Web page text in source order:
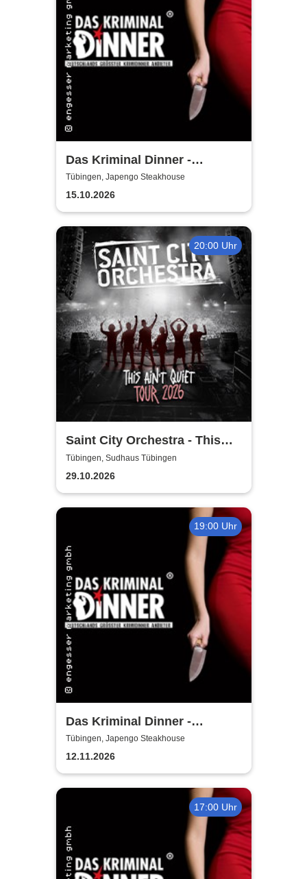
Das Kriminal Dinner -
Faustdickes Verbrechen
Tübingen, Japengo Steakhouse
15.10.2026
20:00 Uhr
Saint City Orchestra - This
Ain´t Quiet Tour 2026
Tübingen, Sudhaus Tübingen
29.10.2026
19:00 Uhr
Das Kriminal Dinner -
Tödliche Vergangenheit
Tübingen, Japengo Steakhouse
12.11.2026
17:00 Uhr